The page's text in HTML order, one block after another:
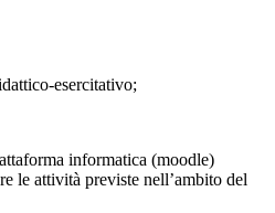
esercitativo;
informatica (moodle)
le attività previste nell’ambito del